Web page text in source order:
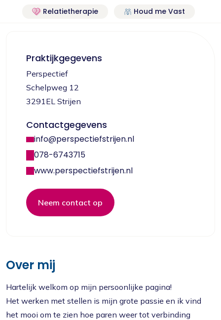
Relatietherapie Houd me Vast
Over mij
Hartelijk welkom op mijn persoonlijke pagina!
Het werken met stellen is mijn grote passie en ik vind
het mooi om te zien hoe paren weer tot verbinding
Praktijkgegevens
Perspectief
Schelpweg 12
3291EL Strijen
Contactgegevens
info@perspectiefstrijen.nl
078-6743715
www.perspectiefstrijen.nl
Neem contact op